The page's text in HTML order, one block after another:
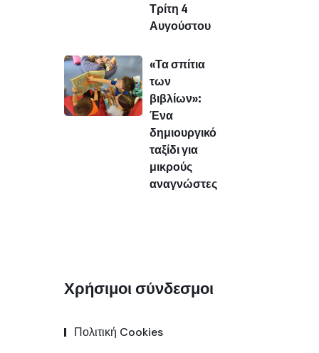
Τρίτη 4
Αυγούστου
«Τα σπίτια
των
βιβλίων»:
Ένα
δημιουργικό
ταξίδι για
μικρούς
αναγνώστες
Χρήσιμοι σύνδεσμοι
Πολιτική Cookies